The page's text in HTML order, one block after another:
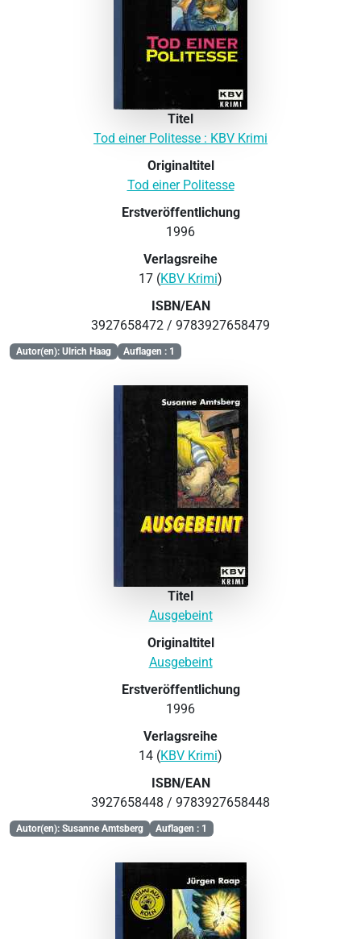
Titel
Tod einer Politesse : KBV Krimi
Originaltitel
Tod einer Politesse
Erstveröffentlichung
1996
Verlagsreihe
17 (KBV Krimi)
ISBN/EAN
3927658472 / 9783927658479
Autor(en): Ulrich Haag Auflagen : 1
Titel
Ausgebeint
Originaltitel
Ausgebeint
Erstveröffentlichung
1996
Verlagsreihe
14 (KBV Krimi)
ISBN/EAN
3927658448 / 9783927658448
Autor(en): Susanne Amtsberg Auflagen : 1